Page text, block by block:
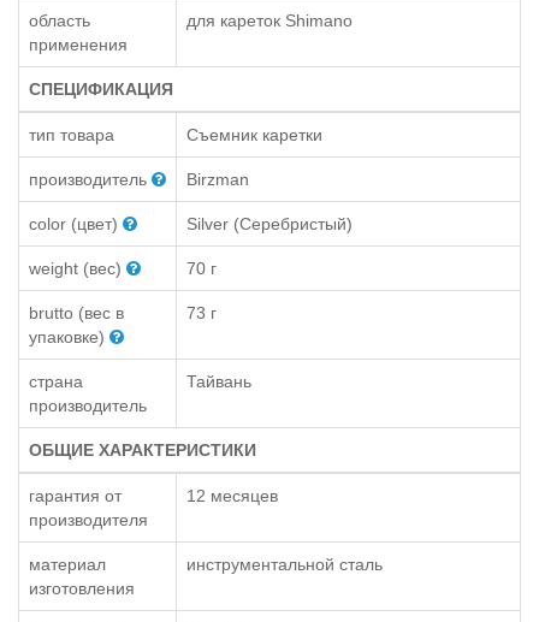
область
применения
для кареток Shimano
СПЕЦИФИКАЦИЯ
тип товара Съемник каретки
производитель Birzman
color (цвет) Silver (Серебристый)
weight (вес) 70 г
brutto (вес в
упаковке)
73 г
страна
производитель
Тайвань
ОБЩИЕ ХАРАКТЕРИСТИКИ
гарантия от
производителя
12 месяцев
материал
изготовления
инструментальной сталь